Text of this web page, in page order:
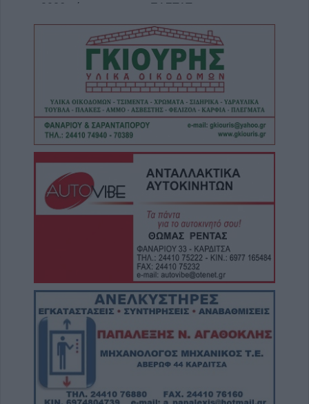
2026 σύμφωνα με την ΕΛΣΤΑΤ
7 Αυγούστου 2026, 13:03
Μαγνησία: Χωρίς τις αισθήσεις της
ανασύρθηκε 70χρονη στην Άφησσο
7 Αυγούστου 2026, 13:00
Συνελήφθη 31χρονος στη Γερμανία που
εκκρεμούσε Ευρωπαϊκό ένταλμα σύλληψης
για ανθρωποκτονίες στην Ελλάδα
7 Αυγούστου 2026, 12:50
Φ. Αλεξάκος: "Αδιαφάνεια και
δημοσιονομικός χώρος - Προτάσεις
διαφάνειας και εξοικονόμησης πόρων"
Μουσική βραδιά 80's και 90's στον Άγιο
Βησσάριο Σοφάδων
Συλλήψεις στην Καρδίτσα για ρευματοκλοπή
και παραβάσεις του ΚΟΚ
7 Αυγούστου 2026, 11:48
Προφυλακίστηκαν τρεις κατηγορούμενοι για
την μεγάλη πυρκαγιά στη Βοιωτία - Από
δίκτυο μεταφοράς ρεύματος από αιολικό